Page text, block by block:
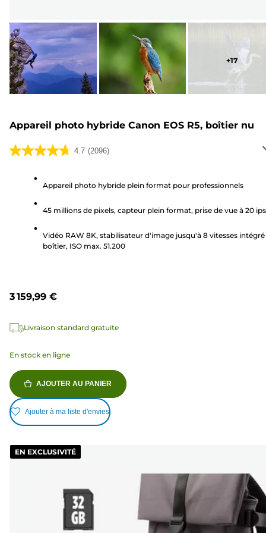
+17
Appareil photo hybride Canon EOS R5, boîtier nu
4.7 (2096)
4.7
étoiles.
Appareil photo hybride plein format pour professionnels
45 millions de pixels, capteur plein format, prise de vue à 20 ips
Vidéo RAW 8K, stabilisateur d'image jusqu'à 8 vitesses intégré
boîtier, ISO max. 51.200
3 159,99 €
Livraison standard gratuite
En stock en ligne
AJOUTER AU PANIER
Ajouter à ma liste d'envies
EN EXCLUSIVITÉ